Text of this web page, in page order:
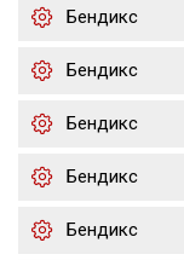
Бендикс
Бендикс
Бендикс
Бендикс
Бендикс